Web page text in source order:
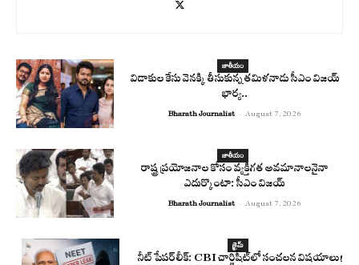
జాతీయం
విడాకుల కేసు వెనక్కి తీసుకున్న తమిళనాడు సీఎం విజయ్
భార్య..
Bharath Journalist - August 7, 2026
జాతీయం
రాష్ట్ర ప్రయోజనాల కోసం వ్యక్తిగత అవమానాలనైనా
ఎదుర్కొంటా: సీఎం విజయ్
Bharath Journalist - August 7, 2026
క్రైమ్
నీట్ పేపర్ లీక్: CBI చార్జిషీట్‌లో సంచలన విషయాలు!